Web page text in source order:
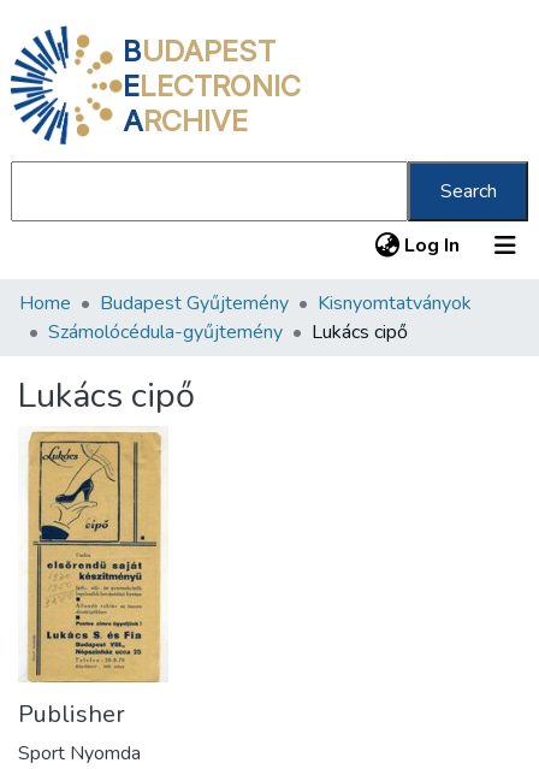
BUDAPEST
ELECTRONIC
ARCHIVE
Search
Log In (current)
Communities & Collections
Statistics
About us
Home Budapest Gyűjtemény
Kisnyomtatványok
Számolócédula-gyűjtemény
Lukács cipő
Lukács cipő
Publisher
Sport Nyomda